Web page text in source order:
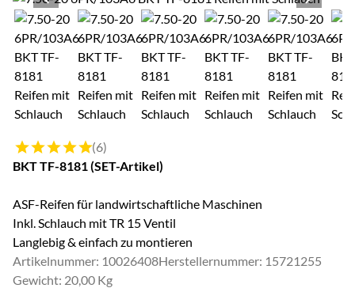
Zur Kaufbox springen
Bewertung: 5 von 5 (6 Bewertungen)
(6)
BKT TF-8181 (SET-Artikel)
ASF-Reifen für landwirtschaftliche Maschinen
Inkl. Schlauch mit TR 15 Ventil
Langlebig & einfach zu montieren
Artikelnummer: 10026408Herstellernummer: 15721255
Gewicht: 20,00 Kg